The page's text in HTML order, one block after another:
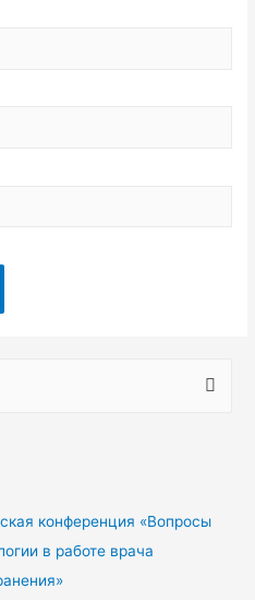
конференция «Вопросы
в работе врача